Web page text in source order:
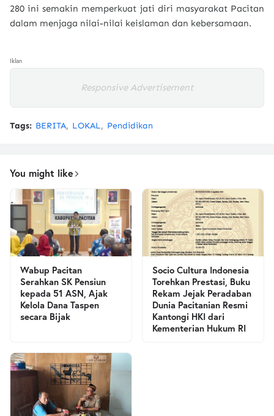
280 ini semakin memperkuat jati diri masyarakat Pacitan
dalam menjaga nilai-nilai keislaman dan kebersamaan.
Iklan
Responsive Advertisement
Tags: BERITA LOKAL Pendidikan
You might like
Wabup Pacitan
Serahkan SK Pensiun
kepada 51 ASN, Ajak
Kelola Dana Taspen
secara Bijak
Socio Cultura Indonesia
Torehkan Prestasi, Buku
Rekam Jejak Peradaban
Dunia Pacitanian Resmi
Kantongi HKI dari
Kementerian Hukum RI